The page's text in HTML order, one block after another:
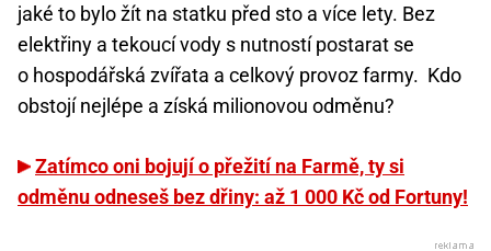
jaké to bylo žít na statku před sto a více lety. Bez
elektřiny a tekoucí vody s nutností postarat se
o hospodářská zvířata a celkový provoz farmy. Kdo
obstojí nejlépe a získá milionovou odměnu?
Zatímco oni bojují o přežití na Farmě, ty si
odměnu odneseš bez dřiny: až 1 000 Kč od Fortuny!